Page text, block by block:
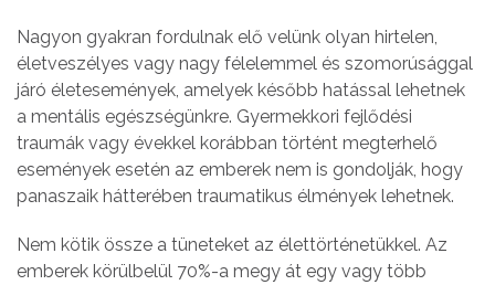
Nagyon gyakran fordulnak elő velünk olyan hirtelen,
életveszélyes vagy nagy félelemmel és szomorúsággal
járó életesemények, amelyek később hatással lehetnek
a mentális egészségünkre. Gyermekkori fejlődési
traumák vagy évekkel korábban történt megterhelő
események esetén az emberek nem is gondolják, hogy
panaszaik hátterében traumatikus élmények lehetnek.
Nem kötik össze a tüneteket az élettörténetükkel. Az
emberek körülbelül 70%-a megy át egy vagy több